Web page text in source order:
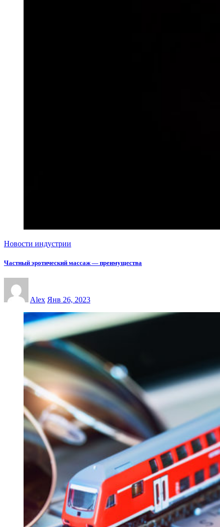
Новости индустрии
Частный эротический массаж — преимущества
Alex Янв 26, 2023